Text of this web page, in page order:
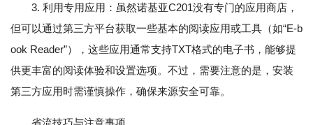
3. 利用专用应用：虽然诺基亚C201没有专门的应用商店，
但可以通过第三方平台获取一些基本的阅读应用或工具（如“E-b
ook Reader”），这些应用通常支持TXT格式的电子书，能够提
供更丰富的阅读体验和设置选项。不过，需要注意的是，安装
第三方应用时需谨慎操作，确保来源安全可靠。
省流技巧与注意事项